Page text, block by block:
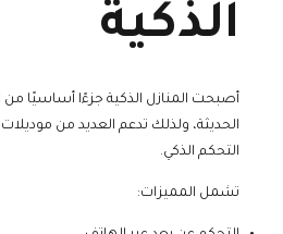
الذكية
أصبحت المنازل الذكية جزءًا أساسيًا
الحديثة، ولذلك تدعم العديد من موديلات
التحكم الذكي.
تشمل المميزات: